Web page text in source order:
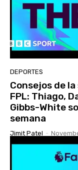
DEPORTES
Consejos de
FPL: Thiago,
Gibbs-White
semana
Jimit Patel -